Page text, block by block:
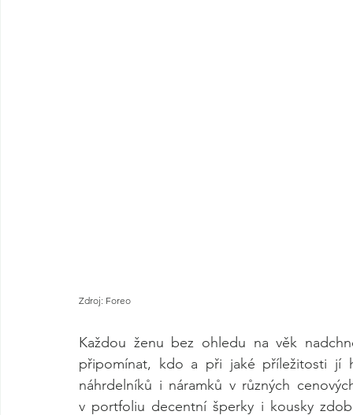
Zdroj: Foreo
Každou ženu bez ohledu na věk
připomínat, kdo a při jaké příležitosti jí
náhrdelníků i náramků v různých
v portfoliu decentní šperky i kousky